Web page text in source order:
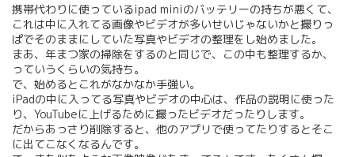
携帯代わりに使っているipad miniのバッテリーの持ちが悪くて、
これは中に入れてる画像やビデオが多いせいじゃないかと撮りっ
ぱでそのままにしていた写真やビデオの整理をし始めました。
まあ、年まつ家の掃除をするのと同じで、この中も整理するか、
っていうくらいの気持ち。
で、始めるとこれがなかなか手強い。
iPadの中に入ってる写真やビデオの中心は、作品の説明に使った
り、YouTubeに上げるために撮ったビデオだったりします。
だからあっさり削除すると、他のアプリで使ってたりするとそこ
に出てこなくなるんです。